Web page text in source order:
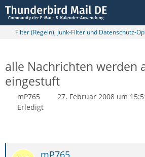
Filter (Regeln), Junk-Filter und Datenschutz-
alle Nachrichten werden
eingestuft
mP765 27. Februar 2008 um
Erledigt
mP765